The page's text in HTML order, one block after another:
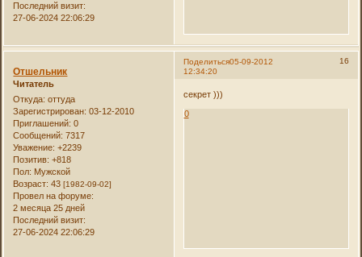
Последний визит:
27-06-2024 22:06:29
Поделиться 16
05-09-2012
12:34:20
Отшельник
Читатель
Откуда: оттуда
Зарегистрирован: 03-12-2010
Приглашений: 0
Сообщений: 7317
Уважение: +2239
Позитив: +818
Пол: Мужской
Возраст: 43[1982-09-02]
Провел на форуме:
2 месяца 25 дней
Последний визит:
27-06-2024 22:06:29
секрет )))
0